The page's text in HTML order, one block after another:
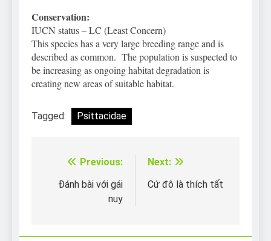
Conservation:
IUCN status – LC (Least Concern)
This species has a very large breeding range and is
described as common. The population is suspected to
be increasing as ongoing habitat degradation is
creating new areas of suitable habitat.
Tagged: Psittacidae
Điều
hướng
Previous:
Đánh bài với gái
nuy
Next:
Cứ đô là thích tất